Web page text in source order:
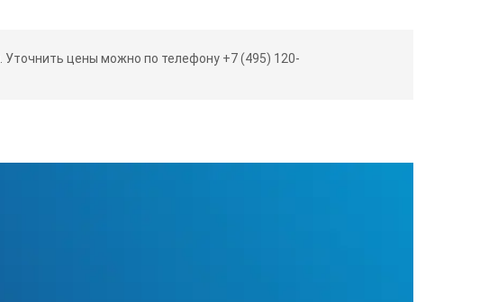
Уточнить цены можно по телефону +7 (495) 120-